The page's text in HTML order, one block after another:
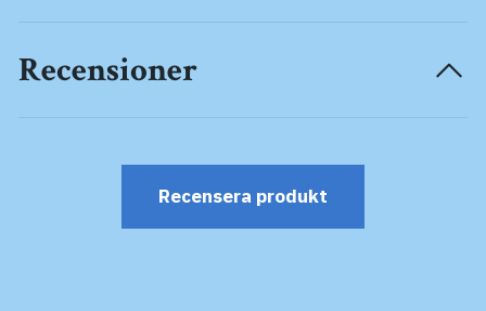
Recensioner
Recensera produkt